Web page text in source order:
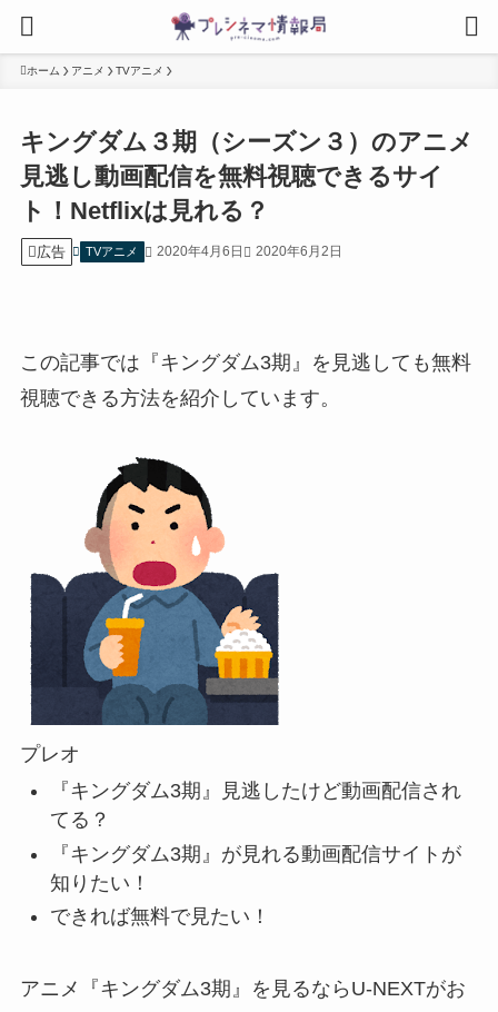
ホーム アニメ TVアニメ
キングダム３期（シーズン３）のアニメ
見逃し動画配信を無料視聴できるサイ
ト！Netflixは見れる？
広告 TVアニメ 2020年4月6日 2020年6月2日
この記事では『キングダム3期』を見逃しても無料
視聴できる方法を紹介しています。
プレオ
『キングダム3期』見逃したけど動画配信され
てる？
『キングダム3期』が見れる動画配信サイトが
知りたい！
できれば無料で見たい！
アニメ『キングダム3期』を見るならU-NEXTがお